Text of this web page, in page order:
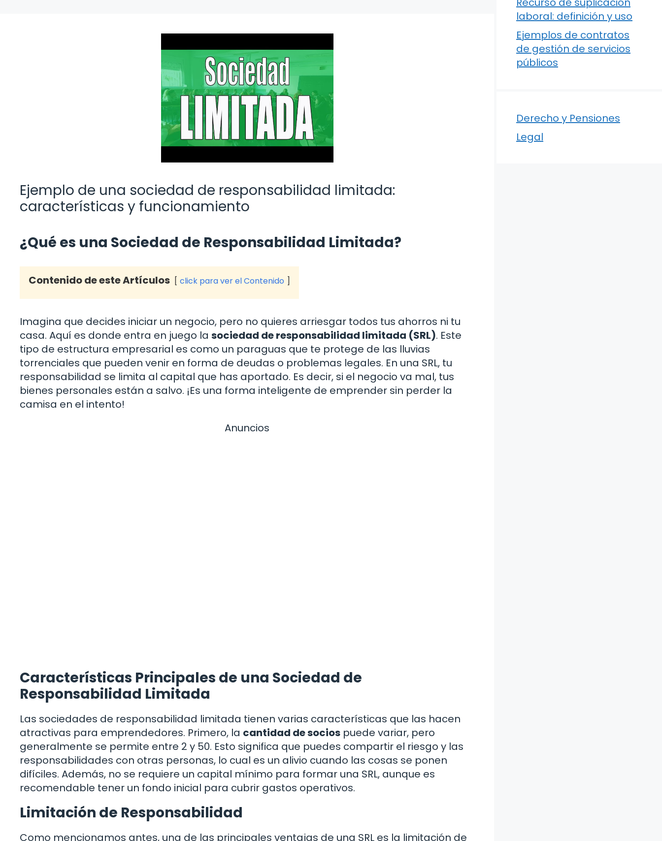
Ejemplo de una sociedad de responsabilidad limitada:
características y funcionamiento
¿Qué es una Sociedad de Responsabilidad Limitada?
Contenido de este Artículos click para ver el Contenido
Imagina que decides iniciar un negocio, pero no quieres arriesgar todos tus ahorros ni tu
casa. Aquí es donde entra en juego la sociedad de responsabilidad limitada (SRL). Este
tipo de estructura empresarial es como un paraguas que te protege de las lluvias
torrenciales que pueden venir en forma de deudas o problemas legales. En una SRL, tu
responsabilidad se limita al capital que has aportado. Es decir, si el negocio va mal, tus
bienes personales están a salvo. ¡Es una forma inteligente de emprender sin perder la
camisa en el intento!
Anuncios
Características Principales de una Sociedad de
Responsabilidad Limitada
Las sociedades de responsabilidad limitada tienen varias características que las hacen
atractivas para emprendedores. Primero, la cantidad de socios puede variar, pero
generalmente se permite entre 2 y 50. Esto significa que puedes compartir el riesgo y las
responsabilidades con otras personas, lo cual es un alivio cuando las cosas se ponen
difíciles. Además, no se requiere un capital mínimo para formar una SRL, aunque es
recomendable tener un fondo inicial para cubrir gastos operativos.
Limitación de Responsabilidad
Como mencionamos antes, una de las principales ventajas de una SRL es la limitación de
laboral: definición y uso
Ejemplos de contratos
de gestión de servicios
públicos
Derecho y Pensiones
Legal